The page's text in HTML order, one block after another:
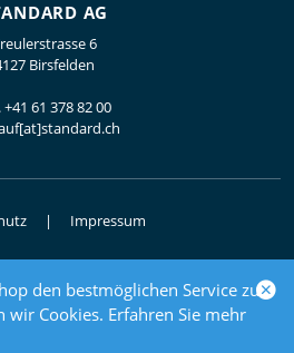
den bestmöglichen Service zu
wir Cookies. Erfahren Sie mehr
AG
6
Birsfelden
+41 61 378 82 00
Impressum
Elektrogrosshandel
by polynorm